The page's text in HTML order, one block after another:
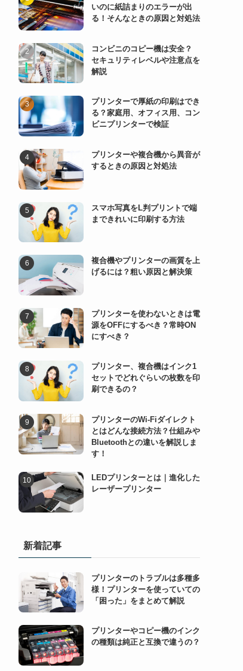
いのに紙詰まりのエラーが出
る！そんなときの原因と対処法
コンビニのコピー機は安全？
セキュリティレベルや注意点を
解説
プリンターで厚紙の印刷はでき
る？家庭用、オフィス用、コン
ビニプリンターで検証
プリンターや複合機から異音が
するときの原因と対処法
スマホ写真をL判プリントで端
まできれいに印刷する方法
複合機やプリンターの画質を上
げるには？粗い原因と解決策
プリンターを使わないときは電
源をOFFにするべき？常時ON
にすべき？
プリンター、複合機はインク1
セットでどれぐらいの枚数を印
刷できるの？
プリンターのWi-Fiダイレクト
とはどんな接続方法？仕組みや
Bluetoothとの違いを解説しま
す！
LEDプリンターとは｜進化した
レーザープリンター
新着記事
プリンターのトラブルは多種多
様！プリンターを使っていての
「困った」をまとめて解説
プリンターやコピー機のインク
の種類は純正と互換で違うの？